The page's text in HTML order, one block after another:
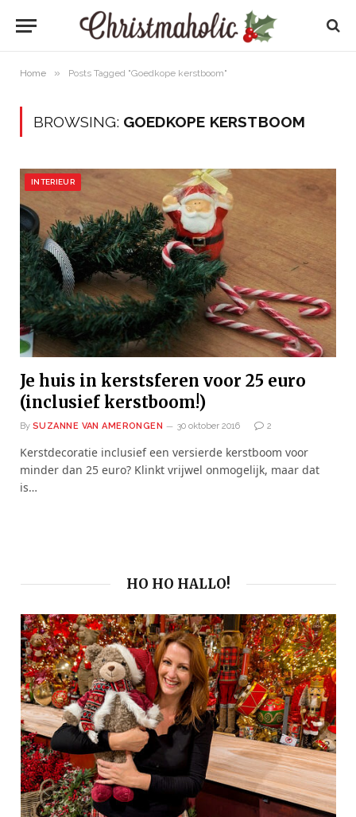
Home » Posts Tagged "Goedkope kerstboom"
BROWSING: GOEDKOPE KERSTBOOM
INTERIEUR
Je huis in kerstsferen voor 25 euro
(inclusief kerstboom!)
By SUZANNE VAN AMERONGEN 30 oktober 2016 2
Kerstdecoratie inclusief een versierde kerstboom voor
minder dan 25 euro? Klinkt vrijwel onmogelijk, maar dat
is…
HO HO HALLO!